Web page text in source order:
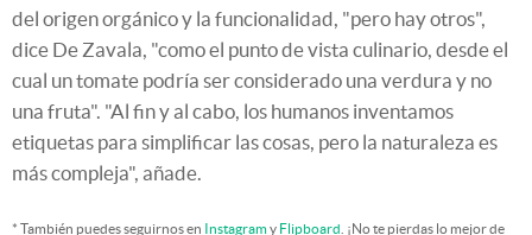
del origen orgánico y la funcionalidad, "pero hay otros",
dice De Zavala, "como el punto de vista culinario, desde el
cual un tomate podría ser considerado una verdura y no
una fruta". "Al fin y al cabo, los humanos inventamos
etiquetas para simplificar las cosas, pero la naturaleza es
más compleja", añade.
* También puedes seguirnos en Instagramy Flipboard . ¡No te pierdas lo mejor de